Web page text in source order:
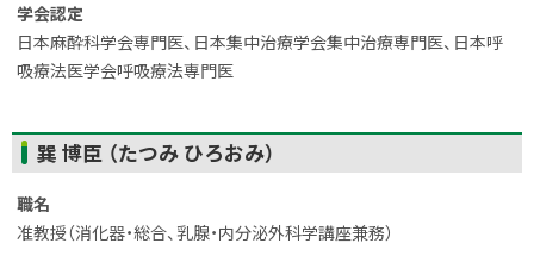
学会認定
日本麻酔科学会専門医、日本集中治療学会集中治療専門医、日本呼
吸療法医学会呼吸療法専門医
ト
ッ
プ
に
巽 博臣 （たつみ ひろおみ）
職名
准教授（消化器・総合、乳腺・内分泌外科学講座兼務）